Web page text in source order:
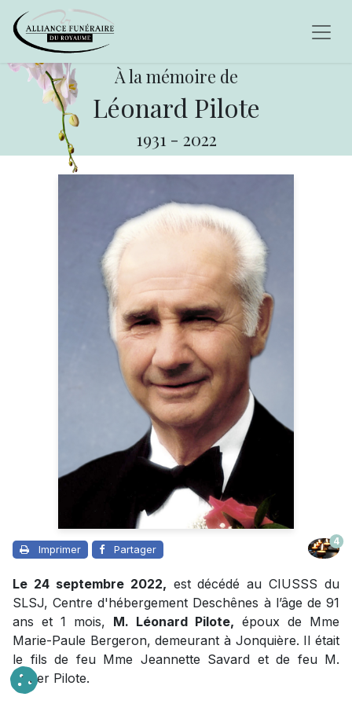
À la mémoire de
Léonard Pilote
1931 - 2022
Imprimer Partager
4
Le 24 septembre 2022, est décédé au CIUSSS du
SLSJ, Centre d'hébergement Deschênes à l’âge de 91
ans et 1 mois, M. Léonard Pilote, époux de Mme
Marie-Paule Bergeron, demeurant à Jonquière. Il était
le fils de feu Mme Jeannette Savard et de feu M.
Xavier Pilote.